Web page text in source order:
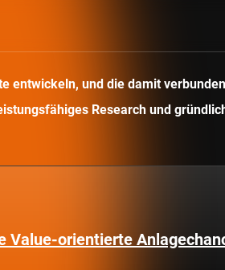
entwickeln, und die damit
Research und
Value-orientierte